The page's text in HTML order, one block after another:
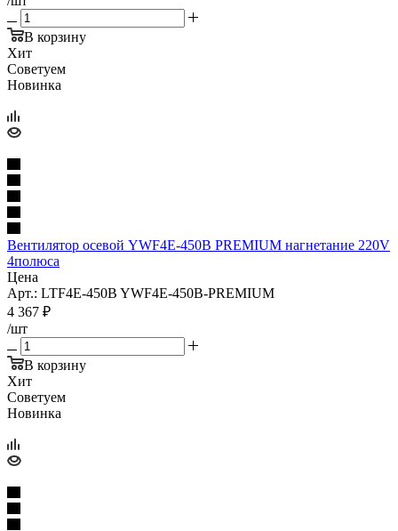
В корзину
Хит
Советуем
Новинка
Вентилятор осевой YWF4E-450B PREMIUM нагнетание 220V
4полюса
Цена
Арт.: LTF4E-450B YWF4E-450B-PREMIUM
4 367 ₽
/шт
В корзину
Хит
Советуем
Новинка